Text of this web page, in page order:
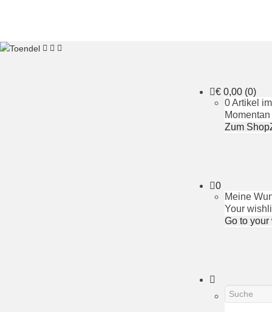
€ 0,00 (0)
0 Artikel
Zum Shop
0
Meine
Your
Go to